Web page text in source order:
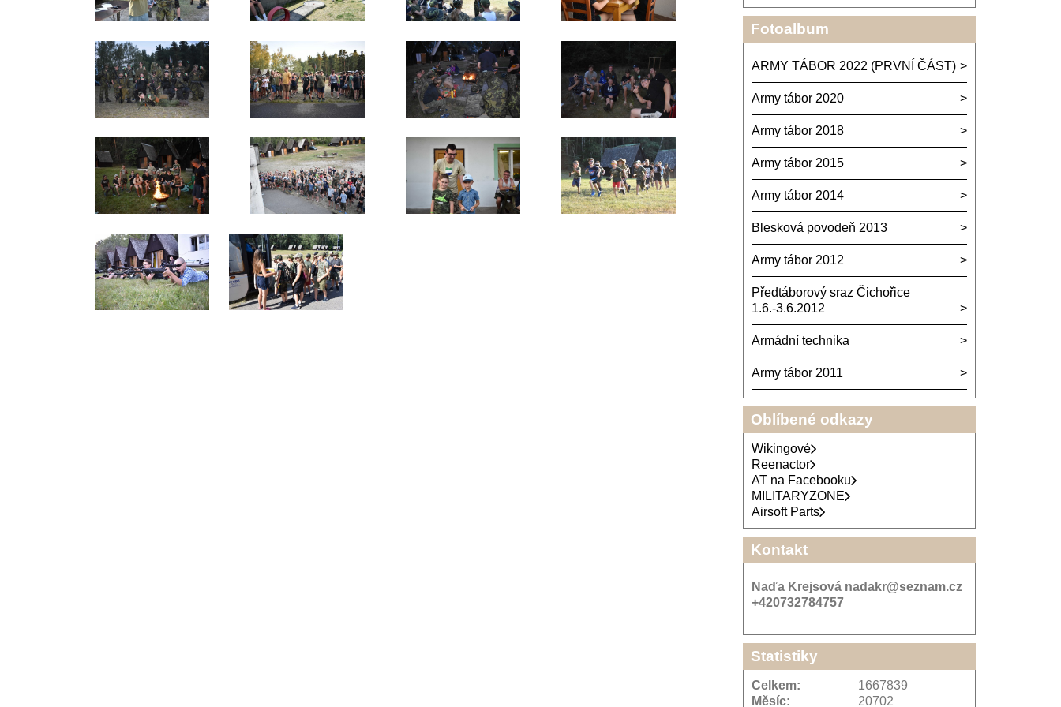
Fotoalbum
ARMY TÁBOR 2022 (PRVNÍ ČÁST)
Army tábor 2020
Army tábor 2018
Army tábor 2015
Army tábor 2014
Blesková povodeň 2013
Army tábor 2012
Předtáborový sraz Čichořice
1.6.-3.6.2012
Armádní technika
Army tábor 2011
Oblíbené odkazy
Wikingové
Reenactor
AT na Facebooku
MILITARYZONE
Airsoft Parts
Kontakt
Naďa Krejsová nadakr@seznam.cz
+420732784757
Statistiky
Celkem:
1667839
Měsíc:
20702